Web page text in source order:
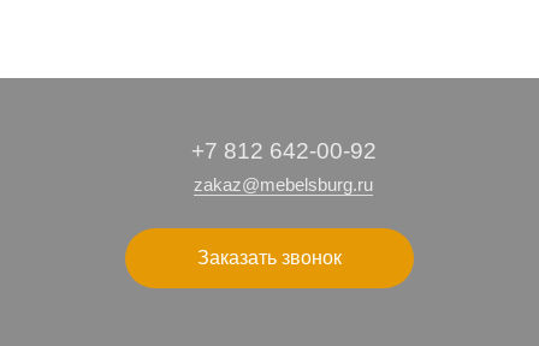
+7 812 642-00-92
zakaz@mebelsburg.ru
Заказать звонок